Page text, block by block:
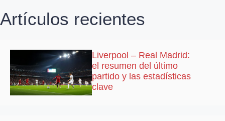
Artículos recientes
Liverpool – Real Madrid:
el resumen del último
partido y las estadísticas
clave